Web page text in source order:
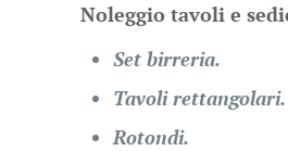
Noleggio tavoli e
Set birreria.
Tavoli rettangolari.
Rotondi.